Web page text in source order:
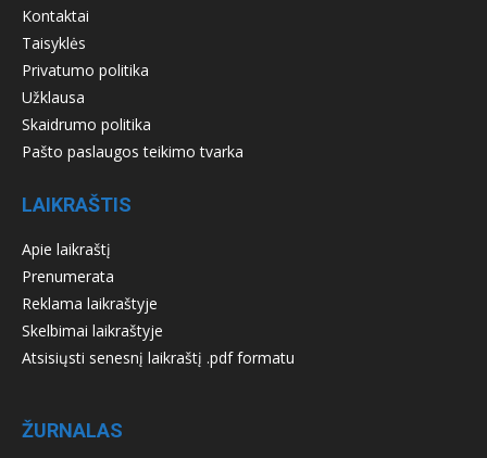
Kontaktai
Taisyklės
Privatumo politika
Užklausa
Skaidrumo politika
Pašto paslaugos teikimo tvarka
LAIKRAŠTIS
Apie laikraštį
Prenumerata
Reklama laikraštyje
Skelbimai laikraštyje
Atsisiųsti senesnį laikraštį .pdf formatu
ŽURNALAS